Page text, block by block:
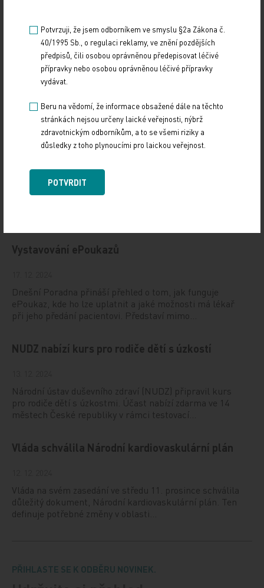
Doporučené
19. světový kongres Controversies in Neurology
Vystavování ePoukazů
Dnešní Poradna přináší přehled o tom, jak funguje
ePoukaz, kde ho lze uplatnit a jaké možnosti má lékař
při jeho předání pacientovi. Představí mimo…
NUDZ nabízí kurs pro rodiče dětí s úzkostí
Národní ústav duševního zdraví (NUDZ) připravil kurs
pro rodiče dětí s úzkostmi. Účast nabízí zdarma ve 14
městech České republiky v rámci testovací…
Vláda schválila Národní kardiovaskulární plán
Vláda na svém zasedání ve středu 11. prosince schválila
důležitý dokument, Národní kardiovaskulární plán. Ten
definuje potřebné změny v oblasti…
PŘIHLASTE SE K ODBĚRU NOVINEK.
Potvrzuji, že jsem odborníkem ve smyslu §2a Zákona č.
40/1995 Sb., o regulaci reklamy, ve znění pozdějších
předpisů, čili osobou oprávněnou předepisovat léčivé
přípravky nebo osobou oprávněnou léčivé přípravky
vydávat.
Beru na vědomí, že informace obsažené dále na těchto
stránkách nejsou určeny laické veřejnosti, nýbrž
zdravotnickým odborníkům, a to se všemi riziky a
důsledky z toho plynoucími pro laickou veřejnost.
POTVRDIT